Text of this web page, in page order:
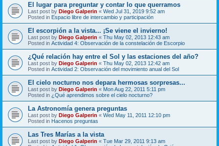
El lugar para preguntar y contar lo que querramos
Last post by Diego Galperin « Wed Jul 31, 2019 9:52 am
Posted in Espacio libre de intercambio y participación
El escorpión a la vista... ¡Se viene el invierno!
Last post by Diego Galperin « Thu May 02, 2013 12:43 am
Posted in Actividad 4: Observación de la constelación de Escorpio
¿Qué relación hay entre el Sol y las estaciones del año?
Last post by Diego Galperin « Thu May 02, 2013 12:42 am
Posted in Actividad 2: Observación del movimiento anual del Sol
El cielo nocturno nos depara hermosas sorpresas...
Last post by Diego Galperin « Mon Aug 22, 2011 5:11 pm
Posted in ¿Qué aprendimos sobre el cielo nocturno?
La Astronomía genera preguntas
Last post by Diego Galperin « Wed May 11, 2011 12:10 pm
Posted in Hacenos preguntas
Las Tres Marías a la vista
Last post by Diego Galperin « Tue Mar 29, 2011 9:13 am